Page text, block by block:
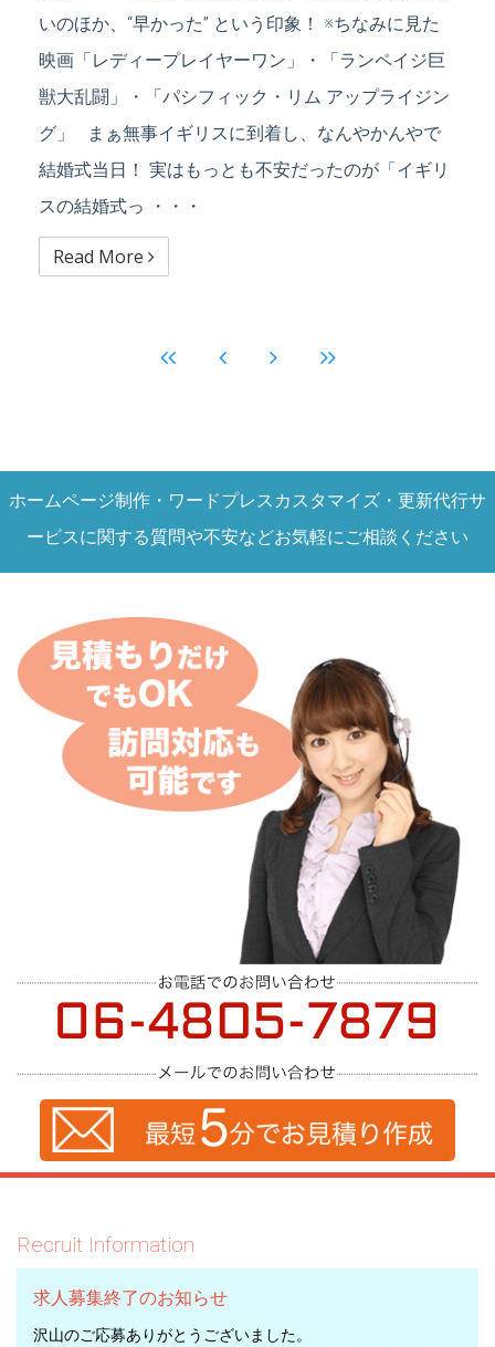
いのほか、“早かった” という印象！ ※ちなみに見た
映画「レディープレイヤーワン」・「ランペイジ巨
獣大乱闘」・「パシフィック・リム アップライジン
グ」 まぁ無事イギリスに到着し、なんやかんやで
結婚式当日！ 実はもっとも不安だったのが「イギリ
スの結婚式っ ・・・
Read More
ホームページ制作・ワードプレスカスタマイズ・更新代行サ
ービスに関する質問や不安などお気軽にご相談ください
Recruit Information
求人募集終了のお知らせ
沢山のご応募ありがとうございました。